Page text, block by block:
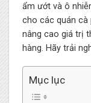
ẩm ướt và ô
cho các quán cà
nâng cao giá trị
hàng. Hãy trải
Mục lục